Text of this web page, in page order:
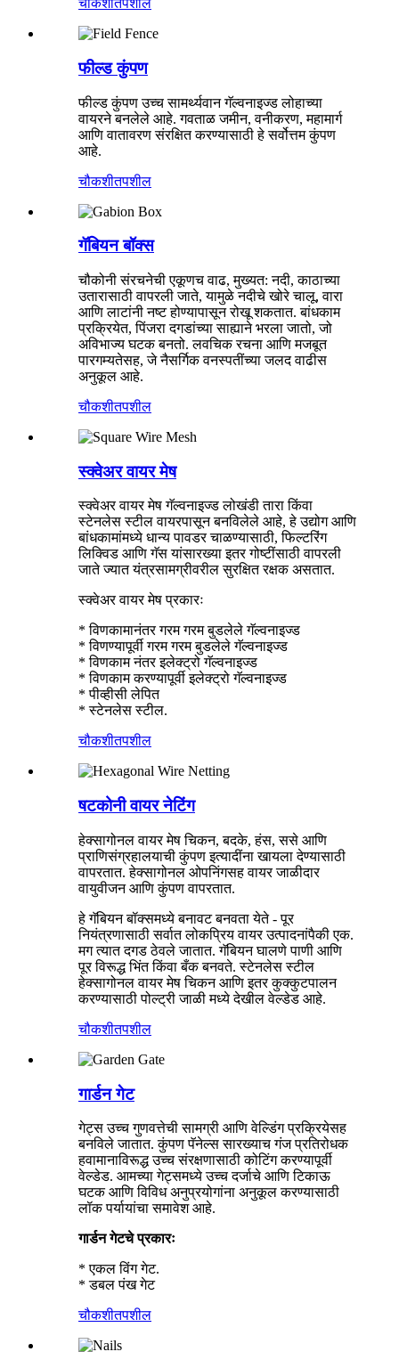
चौकशीतपशील
फील्ड कुंपण
फील्ड कुंपण उच्च सामर्थ्यवान गॅल्वनाइज्ड लोहाच्या
वायरने बनलेले आहे. गवताळ जमीन, वनीकरण, महामार्ग
आणि वातावरण संरक्षित करण्यासाठी हे सर्वोत्तम कुंपण
आहे.
चौकशीतपशील
गॅबियन बॉक्स
चौकोनी संरचनेची एकूणच वाढ, मुख्यत: नदी, काठाच्या
उतारासाठी वापरली जाते, यामुळे नदीचे खोरे चालू, वारा
आणि लाटांनी नष्ट होण्यापासून रोखू शकतात. बांधकाम
प्रक्रियेत, पिंजरा दगडांच्या साह्याने भरला जातो, जो
अविभाज्य घटक बनतो. लवचिक रचना आणि मजबूत
पारगम्यतेसह, जे नैसर्गिक वनस्पतींच्या जलद वाढीस
अनुकूल आहे.
चौकशीतपशील
स्क्वेअर वायर मेष
स्क्वेअर वायर मेष गॅल्वनाइज्ड लोखंडी तारा किंवा
स्टेनलेस स्टील वायरपासून बनविलेले आहे, हे उद्योग आणि
बांधकामांमध्ये धान्य पावडर चाळण्यासाठी, फिल्टरिंग
लिक्विड आणि गॅस यांसारख्या इतर गोष्टींसाठी वापरली
जाते ज्यात यंत्रसामग्रीवरील सुरक्षित रक्षक असतात.
स्क्वेअर वायर मेष प्रकारः
* विणकामानंतर गरम गरम बुडलेले गॅल्वनाइज्ड
* विणण्यापूर्वी गरम गरम बुडलेले गॅल्वनाइज्ड
* विणकाम नंतर इलेक्ट्रो गॅल्वनाइज्ड
* विणकाम करण्यापूर्वी इलेक्ट्रो गॅल्वनाइज्ड
* पीव्हीसी लेपित
* स्टेनलेस स्टील.
चौकशीतपशील
षटकोनी वायर नेटिंग
हेक्सागोनल वायर मेष चिकन, बदके, हंस, ससे आणि
प्राणिसंग्रहालयाची कुंपण इत्यादींना खायला देण्यासाठी
वापरतात. हेक्सागोनल ओपनिंगसह वायर जाळीदार
वायुवीजन आणि कुंपण वापरतात.
हे गॅबियन बॉक्समध्ये बनावट बनवता येते - पूर
नियंत्रणासाठी सर्वात लोकप्रिय वायर उत्पादनांपैकी एक.
मग त्यात दगड ठेवले जातात. गॅबियन घालणे पाणी आणि
पूर विरूद्ध भिंत किंवा बँक बनवते. स्टेनलेस स्टील
हेक्सागोनल वायर मेष चिकन आणि इतर कुक्कुटपालन
करण्यासाठी पोल्ट्री जाळी मध्ये देखील वेल्डेड आहे.
चौकशीतपशील
गार्डन गेट
गेट्स उच्च गुणवत्तेची सामग्री आणि वेल्डिंग प्रक्रियेसह
बनविले जातात. कुंपण पॅनेल्स सारख्याच गंज प्रतिरोधक
हवामानाविरूद्ध उच्च संरक्षणासाठी कोटिंग करण्यापूर्वी
वेल्डेड. आमच्या गेट्समध्ये उच्च दर्जाचे आणि टिकाऊ
घटक आणि विविध अनुप्रयोगांना अनुकूल करण्यासाठी
लॉक पर्यायांचा समावेश आहे.
गार्डन गेटचे प्रकारः
* एकल विंग गेट.
* डबल पंख गेट
चौकशीतपशील